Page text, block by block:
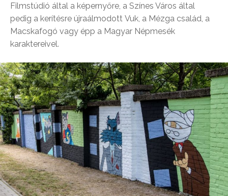
Filmstúdió által a képernyőre, a Színes Város által
pedig a kerítésre újraálmodott Vuk, a Mézga család, a
Macskafogó vagy épp a Magyar Népmesék
karaktereivel.